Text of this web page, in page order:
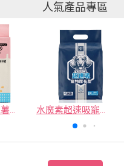
人氣產品專區
【益生菌】木薯豆腐砂/豆腐砂 (1包最低$119起)抽貓砂機 水魔素超速吸寵物尿布墊買1送1